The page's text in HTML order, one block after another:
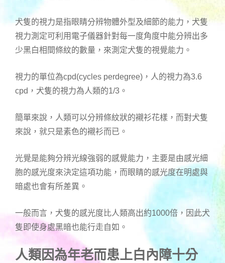
犬隻的視力是指眼睛分辨物體外型及細節的能力，犬隻
視力測定可利用電子儀器針對每一度角度中能分辨出多
少黑白相間條紋的數量，來測定犬隻的視覺能力。
視力的單位為cpd(cycles perdegree)，人的視力為3.6
cpd，犬隻的視力為人類的1/3。
簡單來說，人類可以分辨條紋狀的襯衫花樣，而對犬隻
來說，就只是素色的襯衫而已。
光覺是能夠分辨光線強弱的感覺能力，主要是由感光細
胞的感光度來決定這項功能，而眼睛的感光度在明處與
暗處也會有所差異。
一般而言，犬隻的感光度比人類高出約1000倍，因此犬
隻即使身處黑暗也能行走自如。
人類因為年老而患上白內障十分